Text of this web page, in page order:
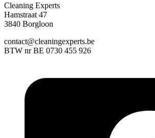
Cleaning Experts
Hamstraat 47
3840 Borgloon
contact@cleaningexperts.be
BTW nr BE 0730 455 926